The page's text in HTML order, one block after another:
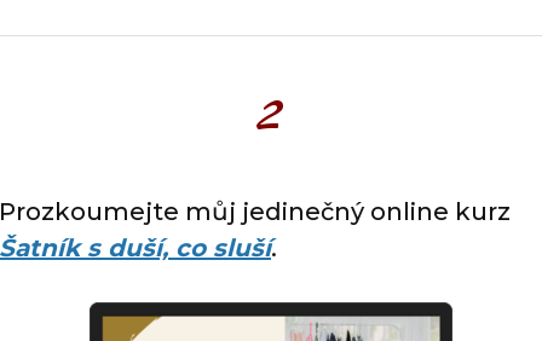
2
Prozkoumejte můj jedinečný online kurz
Šatník s duší, co sluší.